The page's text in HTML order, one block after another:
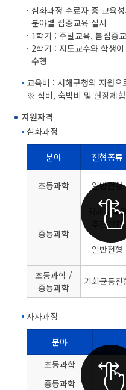
심화과정 수료자 중 교육
분야별 집중교육 실시
1학기 : 주말교육, 봄집중
2학기 : 지도교수와 학생
수행
교육비 : 서해구청의 지원으
※ 식비, 숙박비 및 현장체
지원자격
심화과정
초중생을 위한 영재교육 지원자
분야 전형종류
초등과학 일반전형
중등과학
영재교육원
추천전형
일반전형
초등과학 /
중등과학
기회균등전
사사과정
초중생을 위한 영재교
분야
초등과학
중등과학